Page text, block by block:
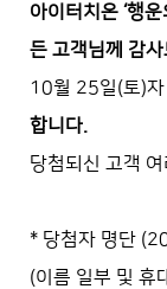
아이터치온 ‘행
든 고객님께 감
10월 25일(토)자
합니다.
당첨되신 고객
* 당첨자 명단
(이름 일부 및 휴